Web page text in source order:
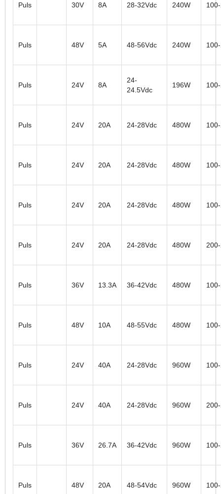
Puls 30V 8A 28-32Vdc 240W
Puls 48V 5A 48-56Vdc 240W
Puls 24V 8A
24-
24.5Vdc
196W
Puls 24V 20A 24-28Vdc 480W
Puls 24V 20A 24-28Vdc 480W
Puls 24V 20A 24-28Vdc 480W
Puls 24V 20A 24-28Vdc 480W
Puls 36V 13.3A 36-42Vdc 480W
Puls 48V 10A 48-55Vdc 480W
Puls 24V 40A 24-28Vdc 960W
Puls 24V 40A 24-28Vdc 960W
Puls 36V 26.7A 36-42Vdc 960W
Puls 48V 20A 48-54Vdc 960W